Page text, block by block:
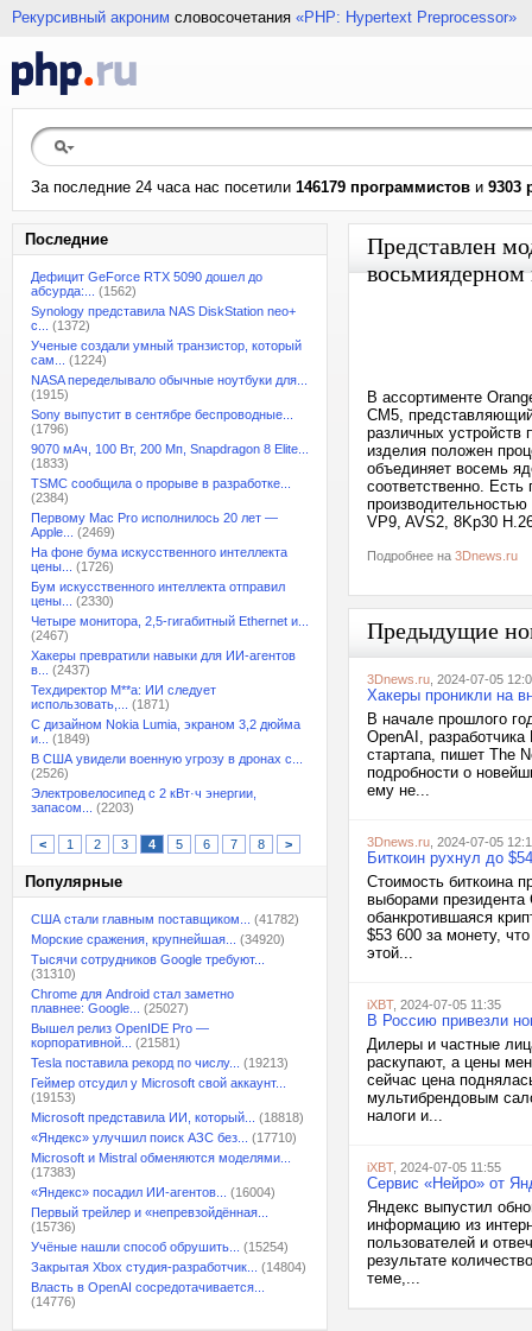
Рекурсивный акроним словосочетания «PHP: Hypertext Preprocessor»
За последние 24 часа нас посетили 146179 программистов и 9303
Последние
Дефицит GeForce RTX 5090 дошел до
абсурда:...
(1562)
Synology представила NAS DiskStation neo+
с...
(1372)
Ученые создали умный транзистор, который
сам...
(1224)
NASA переделывало обычные ноутбуки для...
(1915)
Sony выпустит в сентябре беспроводные...
(1796)
9070 мАч, 100 Вт, 200 Мп, Snapdragon 8 Elite...
(1833)
TSMC сообщила о прорыве в разработке...
(2384)
Первому Mac Pro исполнилось 20 лет —
Apple...
(2469)
На фоне бума искусственного интеллекта
цены...
(1726)
Бум искусственного интеллекта отправил
цены...
(2330)
Четыре монитора, 2,5-гигабитный Ethernet и...
(2467)
Хакеры превратили навыки для ИИ-агентов
в...
(2437)
Техдиректор M**a: ИИ следует
использовать,...
(1871)
С дизайном Nokia Lumia, экраном 3,2 дюйма
и...
(1849)
В США увидели военную угрозу в дронах с...
(2526)
Электровелосипед с 2 кВт·ч энергии,
запасом...
(2203)
< 1 2 3 4 5 6 7 8 >
Популярные
США стали главным поставщиком...
(41782)
Морские сражения, крупнейшая...
(34920)
Тысячи сотрудников Google требуют...
(31310)
Chrome для Android стал заметно
плавнее: Google...
(25027)
Вышел релиз OpenIDE Pro —
корпоративной...
(21581)
Tesla поставила рекорд по числу...
(19213)
Геймер отсудил у Microsoft свой аккаунт...
(19153)
Microsoft представила ИИ, который...
(18818)
«Яндекс» улучшил поиск АЗС без...
(17710)
Microsoft и Mistral обменяются моделями...
(17383)
«Яндекс» посадил ИИ-агентов...
(16004)
Первый трейлер и «непревзойдённая...
(15736)
Учёные нашли способ обрушить...
(15254)
Закрытая Xbox студия-разработчик...
(14804)
Власть в OpenAI сосредотачивается...
(14776)
Представлен
восьмиядерном
В ассортименте
CM5,
различных устройств
изделия положен
объединяет восемь
соответственно.
VP9, AVS2, 8Kp30
Подробнее на 3Dnews.ru
Предыдущие
3Dnews.ru , 2024-07-05
Хакеры проникли на
В начале прошлого
OpenAI,
стартапа, пишет The
подробности о
ему не...
3Dnews.ru , 2024-07-05
Биткоин рухнул до
Стоимость биткоина
выборами
обанкротившаяся
$53 600 за монету,
этой...
iXBT, 2024-07-05 11:35
В Россию привезли
Дилеры и частные
раскупают, а цены
сейчас цена
мультибрендовым
налоги и...
iXBT, 2024-07-05 11:55
Сервис «Нейро» от
Яндекс выпустил
информацию из
пользователей и
результате
теме,...